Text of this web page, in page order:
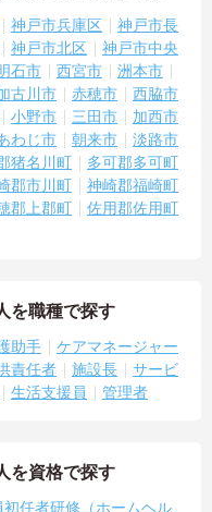
神戸市兵庫区
神戸市長
神戸市北区
神戸市中央
石市 西宮市
洲本市
古川市 赤穂市
西脇市
小野市 三田市
加西市
わじ市 朝来市
淡路市
猪名川町
多可郡多可町
郡市川町
神崎郡福崎町
郡上郡町
佐用郡佐用町
を職種で探す
助手
ケアマネージャー
責任者 施設長
サービ
生活支援員 管理者
を資格で探す
初任者研修（ホームヘル